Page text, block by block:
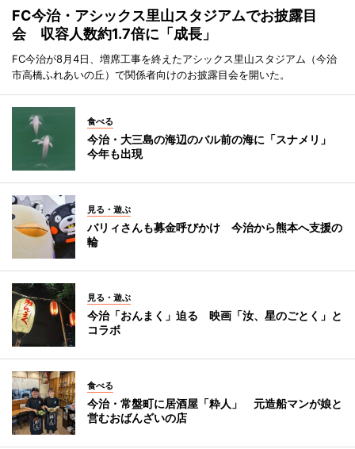
FC今治・アシックス里山スタジアムでお披露目
会 収容人数約1.7倍に「成長」
FC今治が8月4日、増席工事を終えたアシックス里山スタジアム（今治
市高橋ふれあいの丘）で関係者向けのお披露目会を開いた。
食べる
今治・大三島の海辺のバル前の海に「スナメリ」
今年も出現
見る・遊ぶ
バリィさんも募金呼びかけ 今治から熊本へ支援の
輪
見る・遊ぶ
今治「おんまく」迫る 映画「汝、星のごとく」と
コラボ
食べる
今治・常盤町に居酒屋「粋人」 元造船マンが娘と
営むおばんざいの店